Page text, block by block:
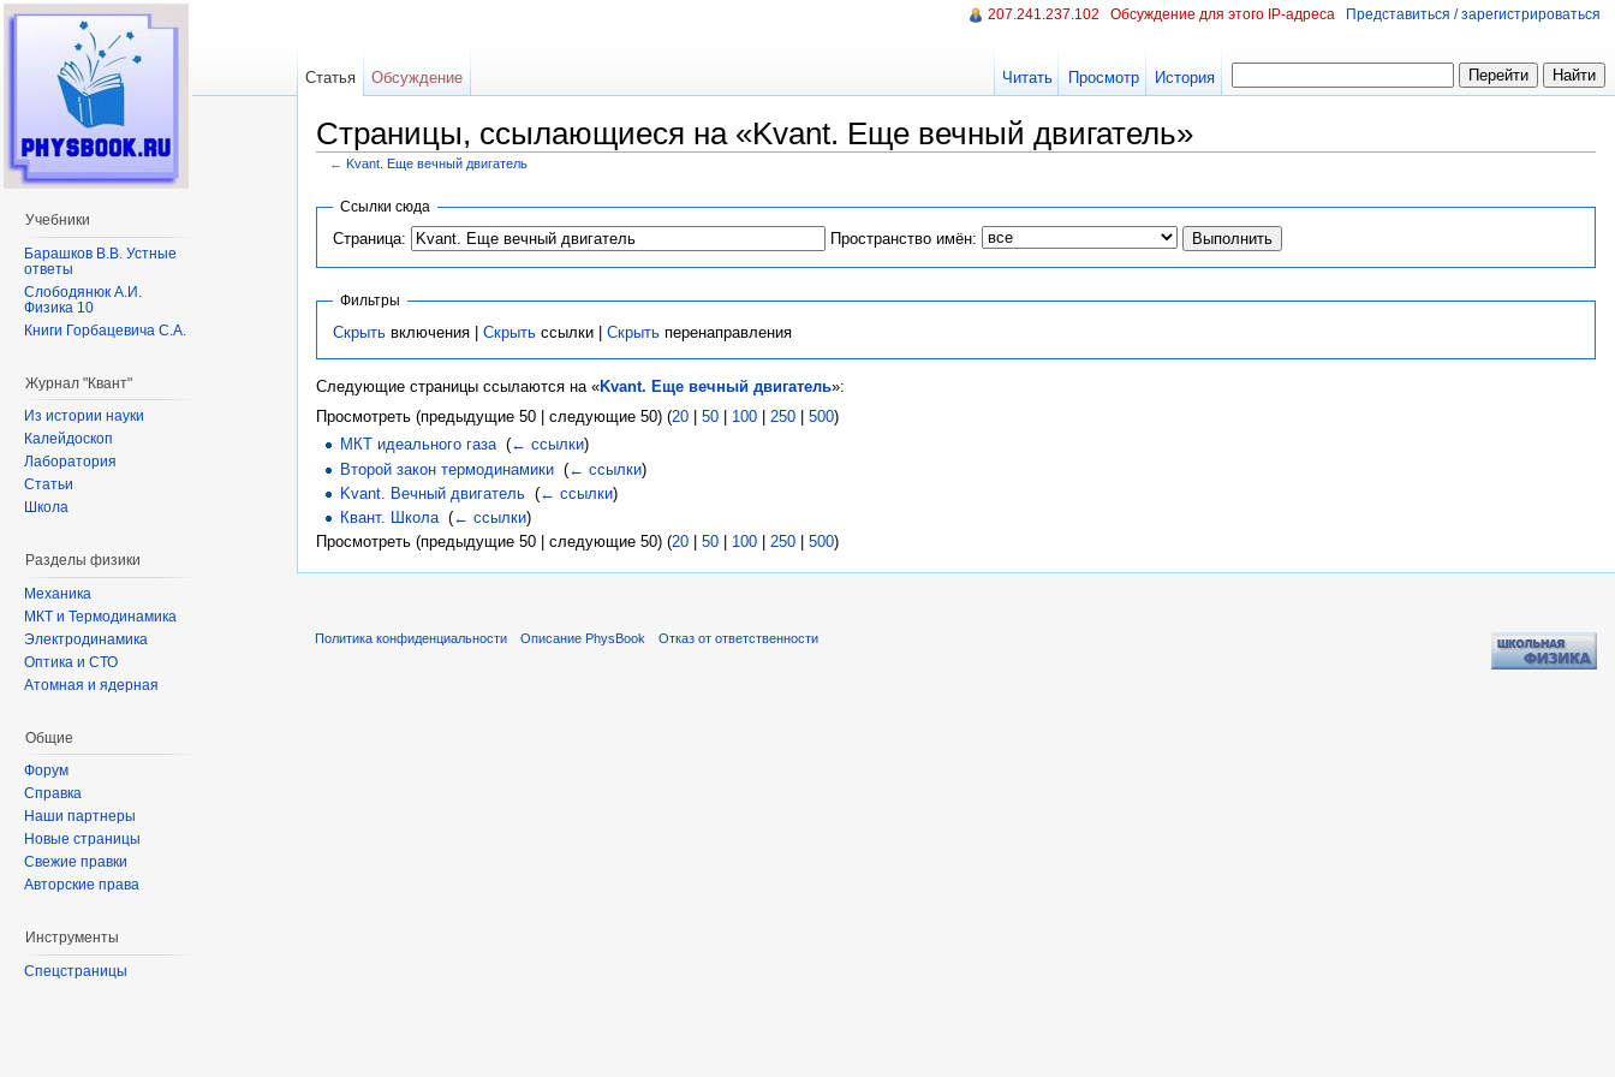
Страницы, ссылающиеся на «Kvant. Еще вечный двигатель»
← Kvant. Еще вечный двигатель
Ссылки сюда
Страница: Пространство имён:
Фильтры
Скрытьвключения | Скрытьссылки | Скрытьперенаправления
Следующие страницы ссылаются на «Kvant. Еще вечный двигатель»:
Просмотреть (предыдущие 50 | следующие 50) (20 50 100 250 500)
МКТ идеального газа‎(← ссылки)
Второй закон термодинамики ‎(← ссылки)
Kvant. Вечный двигатель ‎(← ссылки)
Квант. Школа‎(← ссылки)
Просмотреть (предыдущие 50 | следующие 50) (20 50 100 250 500)
207.241.237.102 Обсуждение для этого IP-адреса Представиться / зарегистрироваться
Статья Обсуждение Читать Просмотр История
Учебники
Барашков В.В. Устные
ответы
Слободянюк А.И.
Физика 10
Книги Горбацевича С.А.
Журнал "Квант"
Из истории науки
Калейдоскоп
Лаборатория
Статьи
Школа
Разделы физики
Механика
МКТ и Термодинамика
Электродинамика
Оптика и СТО
Атомная и ядерная
Общие
Форум
Справка
Наши партнеры
Новые страницы
Свежие правки
Авторские права
Инструменты
Спецстраницы
Политика конфиденциальности Описание PhysBook Отказ от ответственности